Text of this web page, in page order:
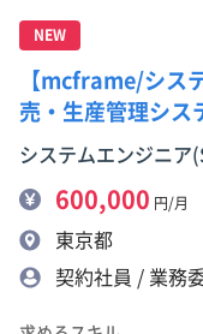
NEW
【mcframe/シス
売・生産管理シス
システムエンジニア
600,000 円/月
東京都
契約社員 / 業務